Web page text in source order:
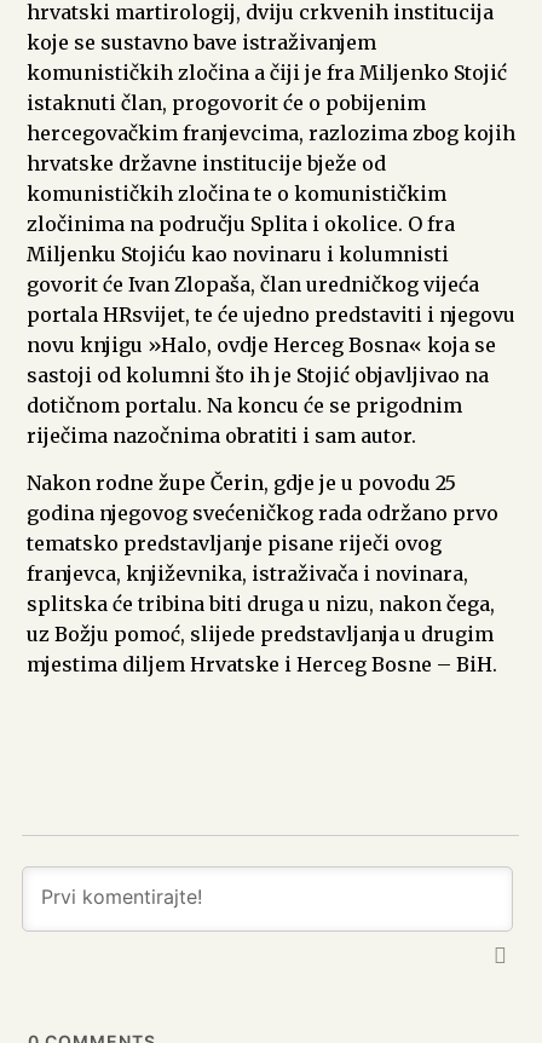
hrvatski martirologij, dviju crkvenih institucija
koje se sustavno bave istraživanjem
komunističkih zločina a čiji je fra Miljenko Stojić
istaknuti član, progovorit će o pobijenim
hercegovačkim franjevcima, razlozima zbog kojih
hrvatske državne institucije bježe od
komunističkih zločina te o komunističkim
zločinima na području Splita i okolice. O fra
Miljenku Stojiću kao novinaru i kolumnisti
govorit će Ivan Zlopaša, član uredničkog vijeća
portala HRsvijet, te će ujedno predstaviti i njegovu
novu knjigu »Halo, ovdje Herceg Bosna« koja se
sastoji od kolumni što ih je Stojić objavljivao na
dotičnom portalu. Na koncu će se prigodnim
riječima nazočnima obratiti i sam autor.
Nakon rodne župe Čerin, gdje je u povodu 25
godina njegovog svećeničkog rada održano prvo
tematsko predstavljanje pisane riječi ovog
franjevca, književnika, istraživača i novinara,
splitska će tribina biti druga u nizu, nakon čega,
uz Božju pomoć, slijede predstavljanja u drugim
mjestima diljem Hrvatske i Herceg Bosne – BiH.